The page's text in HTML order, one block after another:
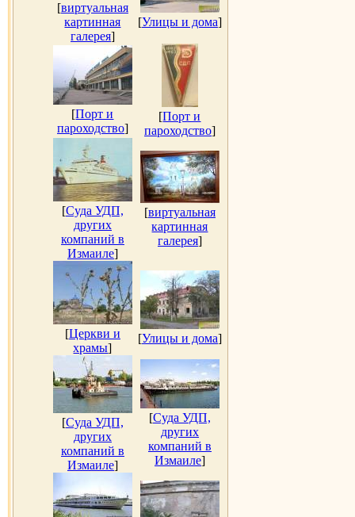
[виртуальная
картинная
галерея]
[Улицы и дома]
[Порт и
пароходство]
[Порт и
пароходство]
[Суда УДП,
других
компаний в
Измаиле]
[виртуальная
картинная
галерея]
[Церкви и
храмы]
[Улицы и дома]
[Суда УДП,
других
компаний в
Измаиле]
[Суда УДП,
других
компаний в
Измаиле]